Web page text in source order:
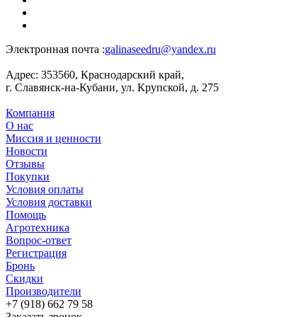
Электронная почта :galinaseedru@yandex.ru
Адрес: 353560, Краснодарский край,
г. Славянск-на-Кубани, ул. Крупской, д. 275
Компания
О нас
Миссия и ценности
Новости
Отзывы
Покупки
Условия оплаты
Условия доставки
Помощь
Агротехника
Вопрос-ответ
Регистрация
Бронь
Скидки
Производители
+7 (918) 662 79 58